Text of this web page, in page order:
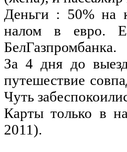
Деньги : 50%на
налом в евро.
БелГазпромбанка.
За 4 дня до
путешествие
Чуть
Карты только в
2011).